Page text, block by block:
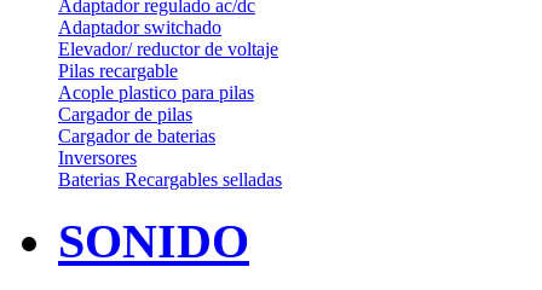
Adaptador regulado ac/dc
Adaptador switchado
Elevador/ reductor de voltaje
Pilas recargable
Acople plastico para pilas
Cargador de pilas
Cargador de baterias
Inversores
Baterias Recargables selladas
SONIDO